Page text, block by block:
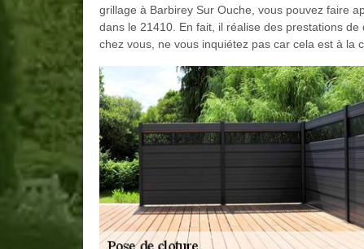
grillage à Barbirey Sur Ouche, vous pouvez faire
dans le 21410. En fait, il réalise des prestations
chez vous, ne vous inquiétez pas car cela est à la